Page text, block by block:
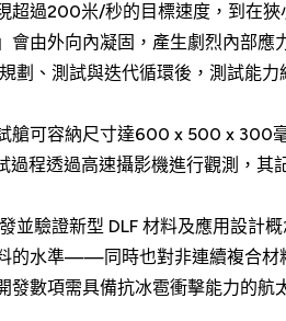
超過200米/秒的目標速度，到在
會由外向內凝固，產生劇烈內部
劃、測試與迭代循環後，測試能
艙可容納尺寸達600 x 500 x 300
過程透過高速攝影機進行觀測，其
並驗證新型 DLF 材料及應用設
的水準——同時也對非連續複合材
數項需具備抗冰雹衝擊能力的航